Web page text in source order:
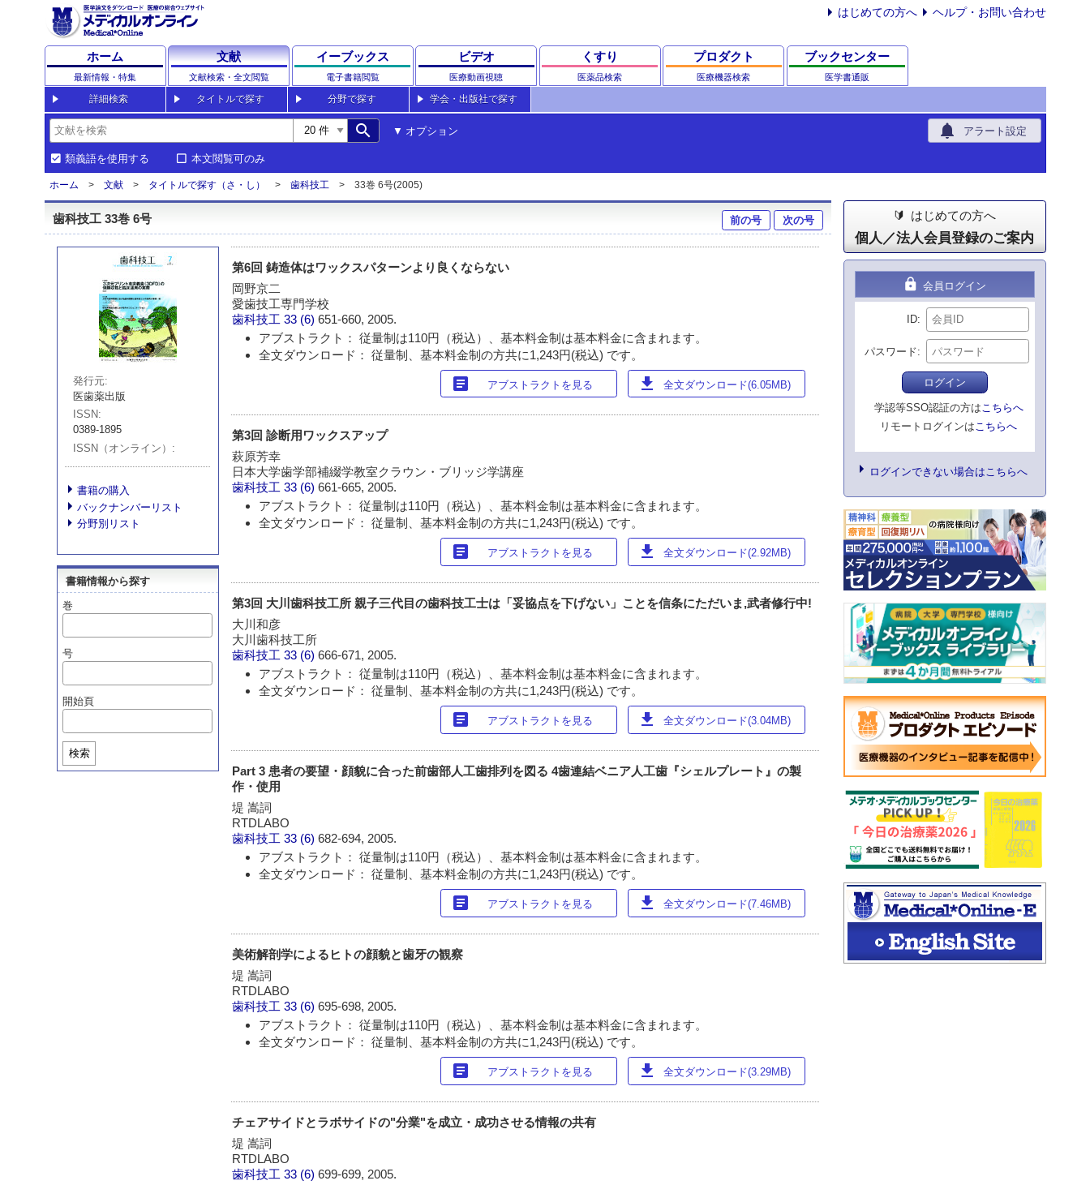
はじめての方へ ヘルプ・お問い合わせ
ホーム
最新情報・特集
文献
文献検索・全文閲覧
イーブックス
電子書籍閲覧
ビデオ
医療動画視聴
くすり
医薬品検索
プロダクト
医療機器検索
ブックセンター
医学書通販
詳細検索 タイトルで探す 分野で探す 学会・出版社で探す
search オプション notifications アラート設定
類義語を使用する 本文閲覧可のみ
ホーム 文献 タイトルで探す（さ・し） 歯科技工 33巻 6号(2005)
歯科技工 33巻 6号 前の号 次の号
発行元
医歯薬出版
ISSN
0389-1895
ISSN（オンライン）
書籍の購入
バックナンバーリスト
分野別リスト
書籍情報から探す
巻
号
開始頁
検索
第6回 鋳造体はワックスパターンより良くならない
岡野京二
愛歯技工専門学校
歯科技工 33 (6)651-660, 2005.
アブストラクト： 従量制は110円（税込）、基本料金制は基本料金に含まれます。
全文ダウンロード： 従量制、基本料金制の方共に1,243円(税込) です。
article アブストラクトを見る download 全文ダウンロード(6.05MB)
第3回 診断用ワックスアップ
萩原芳幸
日本大学歯学部補綴学教室クラウン・ブリッジ学講座
歯科技工 33 (6)661-665, 2005.
アブストラクト： 従量制は110円（税込）、基本料金制は基本料金に含まれます。
全文ダウンロード： 従量制、基本料金制の方共に1,243円(税込) です。
article アブストラクトを見る download 全文ダウンロード(2.92MB)
第3回 大川歯科技工所 親子三代目の歯科技工士は「妥協点を下げない」ことを信条にただいま,武者修行中!
大川和彦
大川歯科技工所
歯科技工 33 (6)666-671, 2005.
アブストラクト： 従量制は110円（税込）、基本料金制は基本料金に含まれます。
全文ダウンロード： 従量制、基本料金制の方共に1,243円(税込) です。
article アブストラクトを見る download 全文ダウンロード(3.04MB)
Part 3 患者の要望・顔貌に合った前歯部人工歯排列を図る 4歯連結ベニア人工歯『シェルプレート』の製
作・使用
堤 嵩詞
RTDLABO
歯科技工 33 (6)682-694, 2005.
アブストラクト： 従量制は110円（税込）、基本料金制は基本料金に含まれます。
全文ダウンロード： 従量制、基本料金制の方共に1,243円(税込) です。
article アブストラクトを見る download 全文ダウンロード(7.46MB)
美術解剖学によるヒトの顔貌と歯牙の観察
堤 嵩詞
RTDLABO
歯科技工 33 (6)695-698, 2005.
アブストラクト： 従量制は110円（税込）、基本料金制は基本料金に含まれます。
全文ダウンロード： 従量制、基本料金制の方共に1,243円(税込) です。
article アブストラクトを見る download 全文ダウンロード(3.29MB)
チェアサイドとラボサイドの"分業"を成立・成功させる情報の共有
堤 嵩詞
RTDLABO
歯科技工 33 (6)699-699, 2005.
はじめての方へ
個人／法人会員登録のご案内
lock 会員ログイン
ID
パスワード
ログイン
学認等SSO認証の方はこちらへ
リモートログインはこちらへ
ログインできない場合はこちらへ